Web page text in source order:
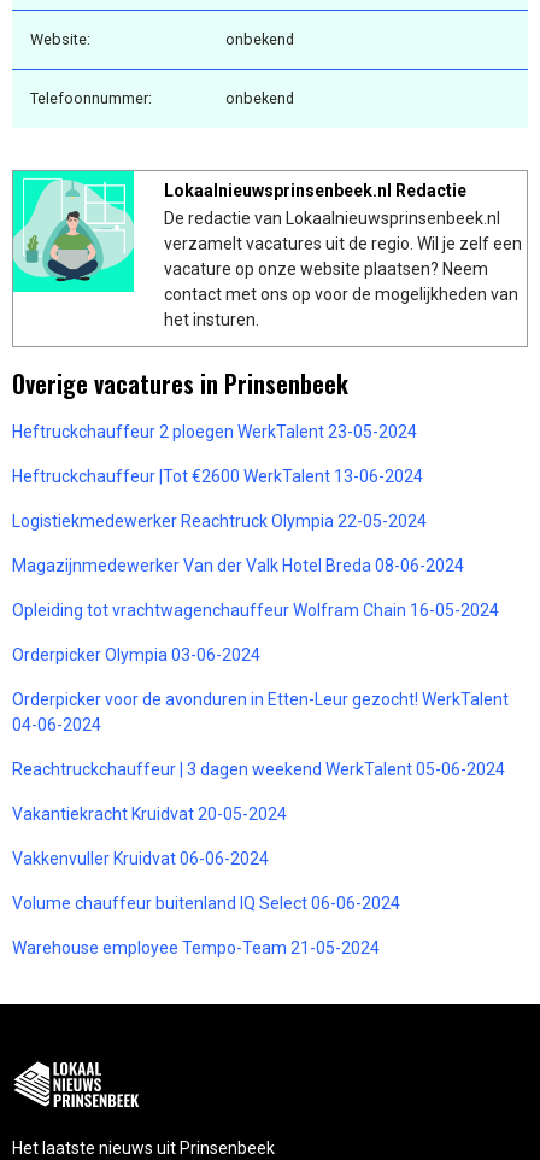
Website: onbekend
Telefoonnummer: onbekend
Lokaalnieuwsprinsenbeek.nl Redactie
De redactie van Lokaalnieuwsprinsenbeek.nl
verzamelt vacatures uit de regio. Wil je zelf een
vacature op onze website plaatsen? Neem
contact met ons op voor de mogelijkheden van
het insturen.
Overige vacatures in Prinsenbeek
Heftruckchauffeur 2 ploegen WerkTalent 23-05-2024
Heftruckchauffeur |Tot €2600 WerkTalent 13-06-2024
Logistiekmedewerker Reachtruck Olympia 22-05-2024
Magazijnmedewerker Van der Valk Hotel Breda 08-06-2024
Opleiding tot vrachtwagenchauffeur Wolfram Chain 16-05-2024
Orderpicker Olympia 03-06-2024
Orderpicker voor de avonduren in Etten-Leur gezocht! WerkTalent
04-06-2024
Reachtruckchauffeur | 3 dagen weekend WerkTalent 05-06-2024
Vakantiekracht Kruidvat 20-05-2024
Vakkenvuller Kruidvat 06-06-2024
Volume chauffeur buitenland IQ Select 06-06-2024
Warehouse employee Tempo-Team 21-05-2024
Het laatste nieuws uit Prinsenbeek